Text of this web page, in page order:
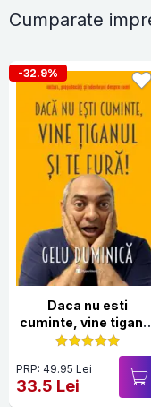
Cumparate
-32.9%
Daca nu esti
cuminte, vine
si te fura!
PRP: 49.95 Lei
33.5 Lei